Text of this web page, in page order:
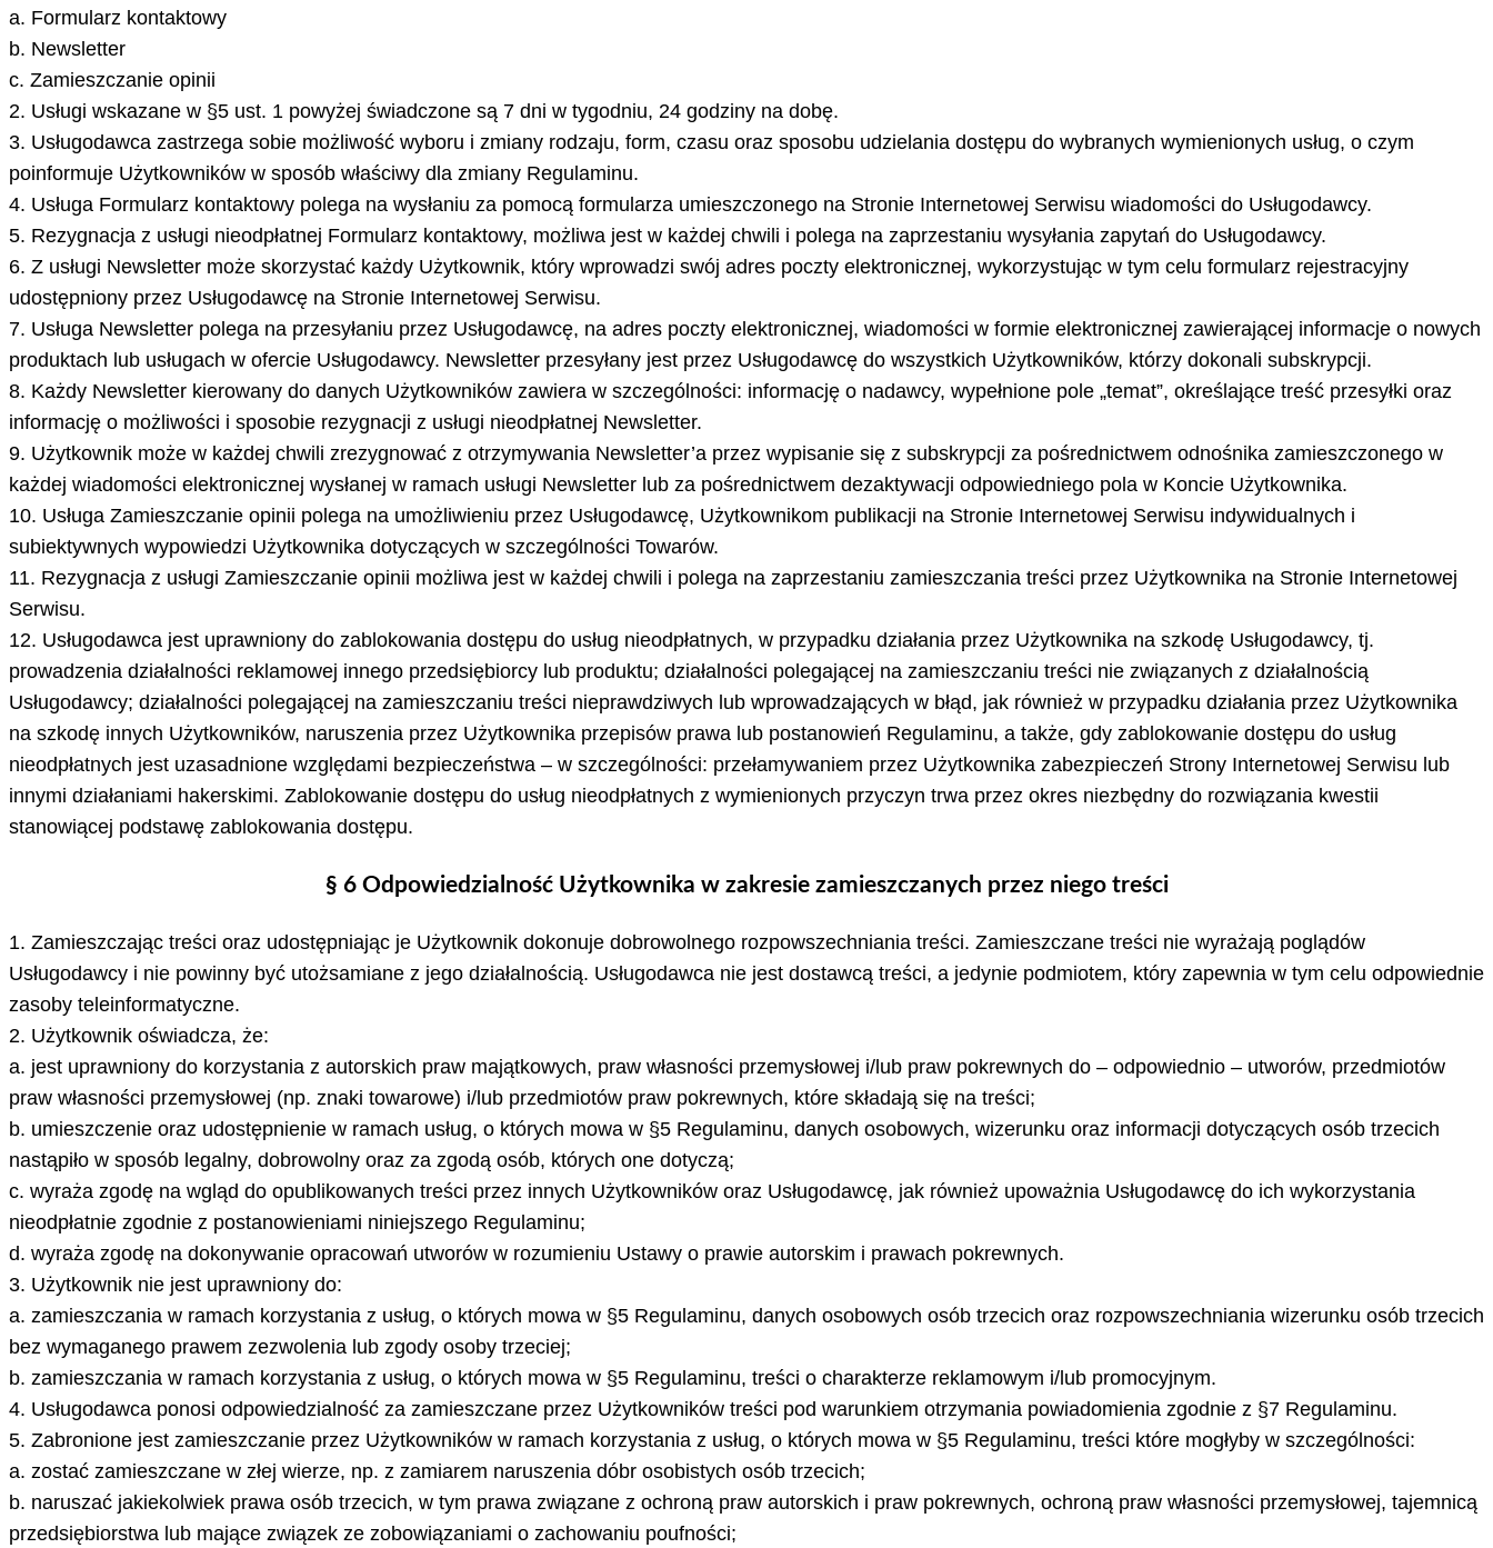
a. Formularz kontaktowy
b. Newsletter
c. Zamieszczanie opinii
2. Usługi wskazane w §5 ust. 1 powyżej świadczone są 7 dni w tygodniu, 24 godziny na dobę.
3. Usługodawca zastrzega sobie możliwość wyboru i zmiany rodzaju, form, czasu oraz sposobu udzielania dostępu do wybranych wymienionych usług, o czym
poinformuje Użytkowników w sposób właściwy dla zmiany Regulaminu.
4. Usługa Formularz kontaktowy polega na wysłaniu za pomocą formularza umieszczonego na Stronie Internetowej Serwisu wiadomości do Usługodawcy.
5. Rezygnacja z usługi nieodpłatnej Formularz kontaktowy, możliwa jest w każdej chwili i polega na zaprzestaniu wysyłania zapytań do Usługodawcy.
6. Z usługi Newsletter może skorzystać każdy Użytkownik, który wprowadzi swój adres poczty elektronicznej, wykorzystując w tym celu formularz rejestracyjny
udostępniony przez Usługodawcę na Stronie Internetowej Serwisu.
7. Usługa Newsletter polega na przesyłaniu przez Usługodawcę, na adres poczty elektronicznej, wiadomości w formie elektronicznej zawierającej informacje o nowych
produktach lub usługach w ofercie Usługodawcy. Newsletter przesyłany jest przez Usługodawcę do wszystkich Użytkowników, którzy dokonali subskrypcji.
8. Każdy Newsletter kierowany do danych Użytkowników zawiera w szczególności: informację o nadawcy, wypełnione pole „temat”, określające treść przesyłki oraz
informację o możliwości i sposobie rezygnacji z usługi nieodpłatnej Newsletter.
9. Użytkownik może w każdej chwili zrezygnować z otrzymywania Newsletter’a przez wypisanie się z subskrypcji za pośrednictwem odnośnika zamieszczonego w
każdej wiadomości elektronicznej wysłanej w ramach usługi Newsletter lub za pośrednictwem dezaktywacji odpowiedniego pola w Koncie Użytkownika.
10. Usługa Zamieszczanie opinii polega na umożliwieniu przez Usługodawcę, Użytkownikom publikacji na Stronie Internetowej Serwisu indywidualnych i
subiektywnych wypowiedzi Użytkownika dotyczących w szczególności Towarów.
11. Rezygnacja z usługi Zamieszczanie opinii możliwa jest w każdej chwili i polega na zaprzestaniu zamieszczania treści przez Użytkownika na Stronie Internetowej
Serwisu.
12. Usługodawca jest uprawniony do zablokowania dostępu do usług nieodpłatnych, w przypadku działania przez Użytkownika na szkodę Usługodawcy, tj.
prowadzenia działalności reklamowej innego przedsiębiorcy lub produktu; działalności polegającej na zamieszczaniu treści nie związanych z działalnością
Usługodawcy; działalności polegającej na zamieszczaniu treści nieprawdziwych lub wprowadzających w błąd, jak również w przypadku działania przez Użytkownika
na szkodę innych Użytkowników, naruszenia przez Użytkownika przepisów prawa lub postanowień Regulaminu, a także, gdy zablokowanie dostępu do usług
nieodpłatnych jest uzasadnione względami bezpieczeństwa – w szczególności: przełamywaniem przez Użytkownika zabezpieczeń Strony Internetowej Serwisu lub
innymi działaniami hakerskimi. Zablokowanie dostępu do usług nieodpłatnych z wymienionych przyczyn trwa przez okres niezbędny do rozwiązania kwestii
stanowiącej podstawę zablokowania dostępu.
§ 6 Odpowiedzialność Użytkownika w zakresie zamieszczanych przez niego treści
1. Zamieszczając treści oraz udostępniając je Użytkownik dokonuje dobrowolnego rozpowszechniania treści. Zamieszczane treści nie wyrażają poglądów
Usługodawcy i nie powinny być utożsamiane z jego działalnością. Usługodawca nie jest dostawcą treści, a jedynie podmiotem, który zapewnia w tym celu odpowiednie
zasoby teleinformatyczne.
2. Użytkownik oświadcza, że:
a. jest uprawniony do korzystania z autorskich praw majątkowych, praw własności przemysłowej i/lub praw pokrewnych do – odpowiednio – utworów, przedmiotów
praw własności przemysłowej (np. znaki towarowe) i/lub przedmiotów praw pokrewnych, które składają się na treści;
b. umieszczenie oraz udostępnienie w ramach usług, o których mowa w §5 Regulaminu, danych osobowych, wizerunku oraz informacji dotyczących osób trzecich
nastąpiło w sposób legalny, dobrowolny oraz za zgodą osób, których one dotyczą;
c. wyraża zgodę na wgląd do opublikowanych treści przez innych Użytkowników oraz Usługodawcę, jak również upoważnia Usługodawcę do ich wykorzystania
nieodpłatnie zgodnie z postanowieniami niniejszego Regulaminu;
d. wyraża zgodę na dokonywanie opracowań utworów w rozumieniu Ustawy o prawie autorskim i prawach pokrewnych.
3. Użytkownik nie jest uprawniony do:
a. zamieszczania w ramach korzystania z usług, o których mowa w §5 Regulaminu, danych osobowych osób trzecich oraz rozpowszechniania wizerunku osób trzecich
bez wymaganego prawem zezwolenia lub zgody osoby trzeciej;
b. zamieszczania w ramach korzystania z usług, o których mowa w §5 Regulaminu, treści o charakterze reklamowym i/lub promocyjnym.
4. Usługodawca ponosi odpowiedzialność za zamieszczane przez Użytkowników treści pod warunkiem otrzymania powiadomienia zgodnie z §7 Regulaminu.
5. Zabronione jest zamieszczanie przez Użytkowników w ramach korzystania z usług, o których mowa w §5 Regulaminu, treści które mogłyby w szczególności:
a. zostać zamieszczane w złej wierze, np. z zamiarem naruszenia dóbr osobistych osób trzecich;
b. naruszać jakiekolwiek prawa osób trzecich, w tym prawa związane z ochroną praw autorskich i praw pokrewnych, ochroną praw własności przemysłowej, tajemnicą
przedsiębiorstwa lub mające związek ze zobowiązaniami o zachowaniu poufności;